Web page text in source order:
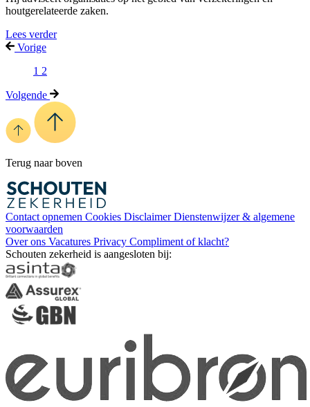
houtgerelateerde zaken.
Lees verder
Vorige
1 2
Volgende
Terug naar boven
Contact opnemen Cookies DisclaimerDienstenwijzer & algemene
voorwaarden
Over ons Vacatures Privacy Compliment of klacht?
Schouten zekerheid is aangesloten bij: